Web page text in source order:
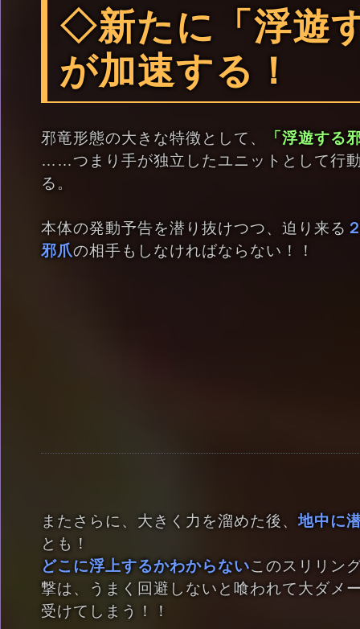
◇新たに「浮遊
が加速する！
邪竜形態の大きな特徴として、
「浮遊する
……つまり手が独立したユニットとして行
る。
本体の発動予告を潜り抜けつつ、迫り来る
邪爪の相手もしなければならない！！
またさらに、大きく力を溜めた後、地中に
とも！
どこに浮上するかわからないこのスリリン
撃は、うまく回避しないと喰われて大ダメ
受けてしまう！！